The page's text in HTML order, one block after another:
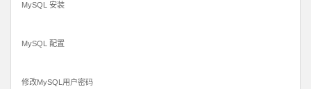
MySQL 安装
MySQL 配置
修改MySQL用户密码